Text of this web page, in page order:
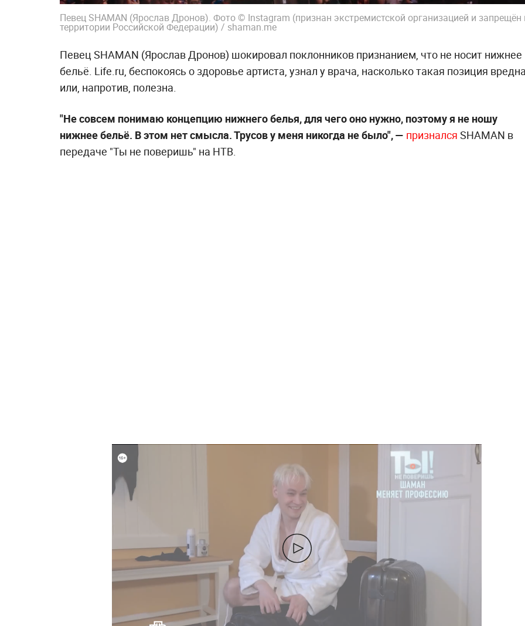
Певец SHAMAN (Ярослав Дронов). Фото © Instagram (признан экстремистской организацией и запрещён
территории Российской Федерации) / shaman.me
Певец SHAMAN (Ярослав Дронов) шокировал поклонников признанием, что не носит нижнее
бельё. Life.ru, беспокоясь о здоровье артиста, узнал у врача, насколько такая позиция
или, напротив, полезна.
"Не совсем понимаю концепцию нижнего белья, для чего оно нужно, поэтому я не ношу
нижнее бельё. В этом нет смысла. Трусов у меня никогда не было", — признался SHAMAN в
передаче "Ты не поверишь" на НТВ.